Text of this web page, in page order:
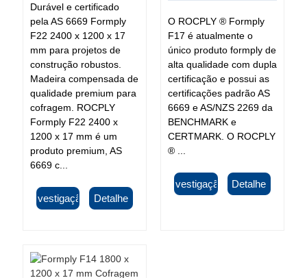
Durável e certificado
pela AS 6669 Formply
F22 2400 x 1200 x 17
mm para projetos de
construção robustos.
Madeira compensada de
qualidade premium para
cofragem. ROCPLY
Formply F22 2400 x
1200 x 17 mm é um
produto premium, AS
6669 c...
Investigação Detalhe
O ROCPLY ® Formply
F17 é atualmente o
único produto formply de
alta qualidade com dupla
certificação e possui as
certificações padrão AS
6669 e AS/NZS 2269 da
BENCHMARK e
CERTMARK. O ROCPLY
® ...
Investigação Detalhe